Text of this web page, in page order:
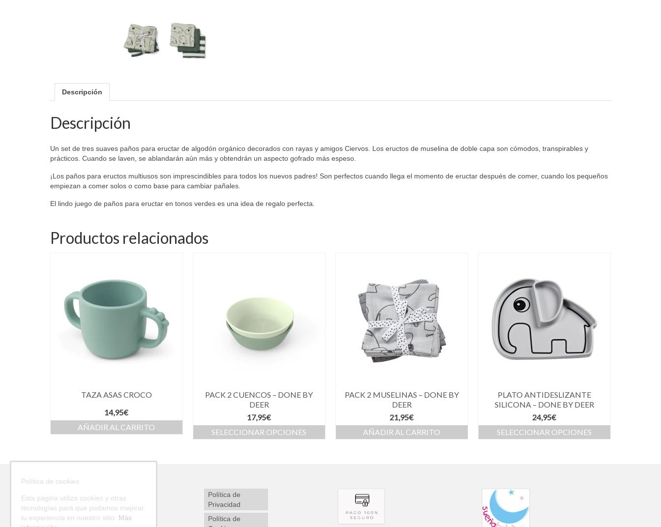
Descripción
Descripción
Un set de tres suaves paños para eructar de algodón orgánico decorados con rayas y amigos Ciervos. Los eructos de muselina de doble capa son cómodos, transpirables y
prácticos. Cuando se laven, se ablandarán aún más y obtendrán un aspecto gofrado más espeso.
¡Los paños para eructos multiusos son imprescindibles para todos los nuevos padres! Son perfectos cuando llega el momento de eructar después de comer, cuando los pequeños
empiezan a comer solos o como base para cambiar pañales.
El lindo juego de paños para eructar en tonos verdes es una idea de regalo perfecta.
Productos relacionados
TAZA ASAS CROCO
14,95€
AÑADIR AL CARRITO
PACK 2 CUENCOS – DONE BY
DEER
17,95€
SELECCIONAR OPCIONES
PACK 2 MUSELINAS – DONE BY
DEER
21,95€
AÑADIR AL CARRITO
PLATO ANTIDESLIZANTE
SILICONA – DONE BY DEER
24,95€
SELECCIONAR OPCIONES
Política de
Privacidad
Política de
Política de cookies
Esta página utiliza cookies y otras
tecnologías para que podamos mejorar
tu experiencia en nuestro sitio: Más